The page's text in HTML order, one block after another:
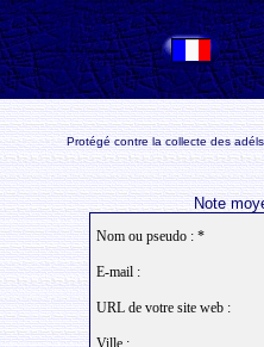
Protégé contre la collecte des
Note
Nom ou pseudo : *
E-mail :
URL de votre site web :
Ville :